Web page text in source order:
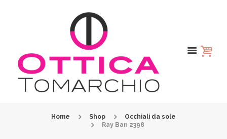
Home Shop
Occhiali da sole
Ray Ban 2398